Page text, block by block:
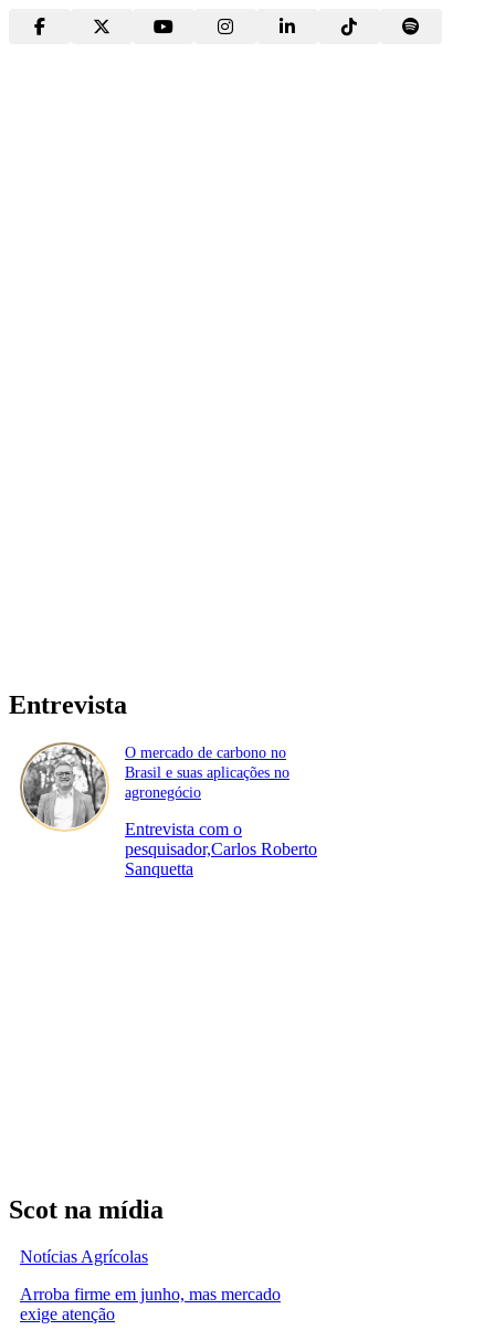
Entrevista
O mercado de carbono no
Brasil e suas aplicações no
agronegócio
Entrevista com o
pesquisador,Carlos Roberto
Sanquetta
Scot na mídia
Notícias Agrícolas
Arroba firme em junho, mas mercado
exige atenção